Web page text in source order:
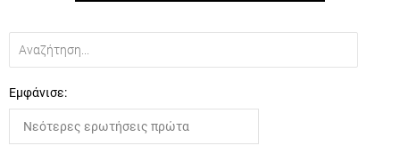
Εμφάνισε: